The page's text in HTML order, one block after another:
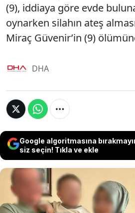
(9), iddiaya göre evde
oynarken silahın ateş
Miraç Güvenir’in (9)
DHA
Google algoritmasına
siz seçin! Tıkla ve ekle
Bursa’da, ailesi ile